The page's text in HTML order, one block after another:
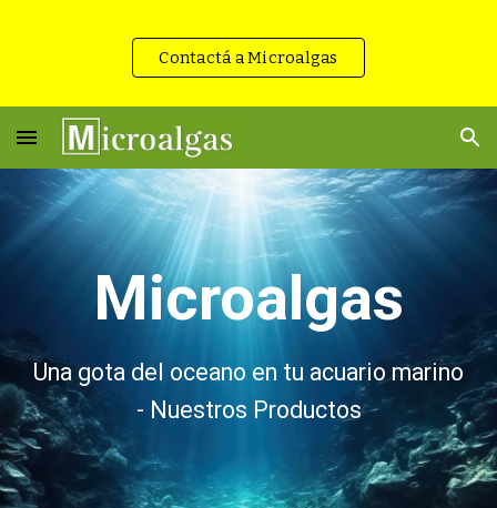
Skip to main content
Skip to navigation
Contactá a Microalgas
Microalgas
Una gota del oceano en tu acuario marino
- Nuestros Productos